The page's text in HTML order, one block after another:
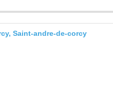
Saint-andre-de-corcy